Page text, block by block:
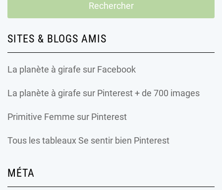
SITES & BLOGS AMIS
La planète à girafe sur Facebook
La planète à girafe sur Pinterest + de 700 images
Primitive Femme sur Pinterest
Tous les tableaux Se sentir bien Pinterest
MÉTA